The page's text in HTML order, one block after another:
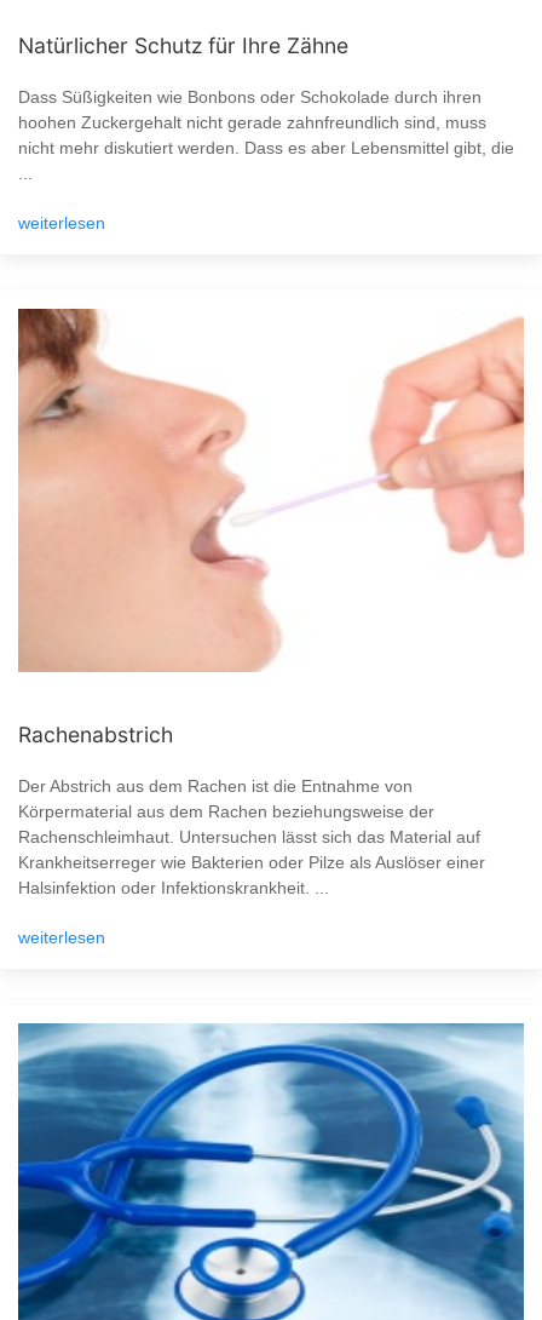
Natürlicher Schutz für Ihre Zähne
Dass Süßigkeiten wie Bonbons oder Schokolade durch ihren
hoohen Zuckergehalt nicht gerade zahnfreundlich sind, muss
nicht mehr diskutiert werden. Dass es aber Lebensmittel gibt, die
...
weiterlesen
Rachenabstrich
Der Abstrich aus dem Rachen ist die Entnahme von
Körpermaterial aus dem Rachen beziehungsweise der
Rachenschleimhaut. Untersuchen lässt sich das Material auf
Krankheitserreger wie Bakterien oder Pilze als Auslöser einer
Halsinfektion oder Infektionskrankheit. ...
weiterlesen